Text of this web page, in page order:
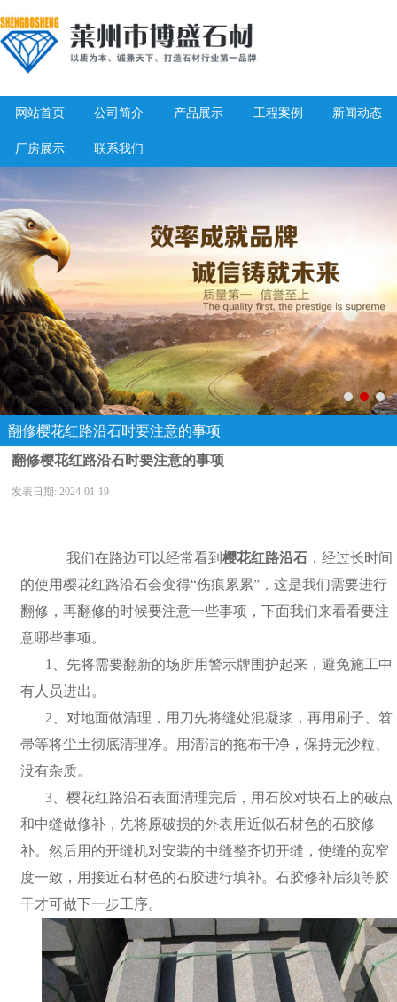
网站首页 公司简介 产品展示 工程案例 新闻动态
厂房展示 联系我们
翻修樱花红路沿石时要注意的事项
翻修樱花红路沿石时要注意的事项
发表日期:2024-01-19
我们在路边可以经常看到樱花红路沿石 ，经过长时间
的使用樱花红路沿石会变得“伤痕累累”，这是我们需要进行
翻修，再翻修的时候要注意一些事项，下面我们来看看要注
意哪些事项。
1、先将需要翻新的场所用警示牌围护起来，避免施工中
有人员进出。
2、对地面做清理，用刀先将缝处混凝浆，再用刷子、笤
帚等将尘土彻底清理净。用清洁的拖布干净，保持无沙粒、
没有杂质。
3、樱花红路沿石表面清理完后，用石胶对块石上的破点
和中缝做修补，先将原破损的外表用近似石材色的石胶修
补。然后用的开缝机对安装的中缝整齐切开缝，使缝的宽窄
度一致，用接近石材色的石胶进行填补。石胶修补后须等胶
干才可做下一步工序。